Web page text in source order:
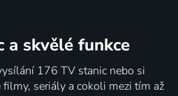
a skvělé funkce
176 TV stanic nebo si
seriály a cokoli mezi tím až